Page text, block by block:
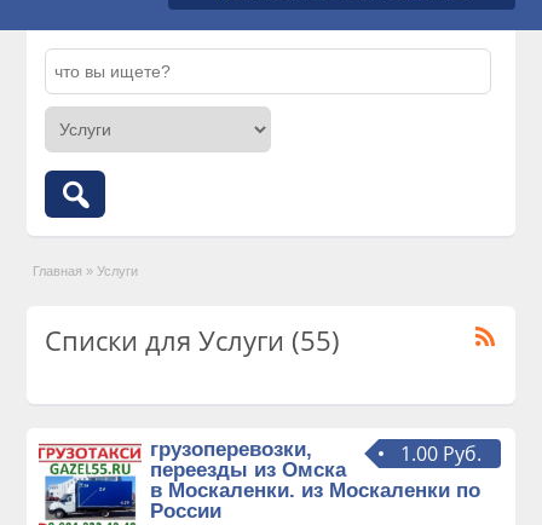
Главная » Услуги
Списки для Услуги (55)
1.00 Руб.
грузоперевозки,
переезды из Омска
в Москаленки. из Москаленки по
России